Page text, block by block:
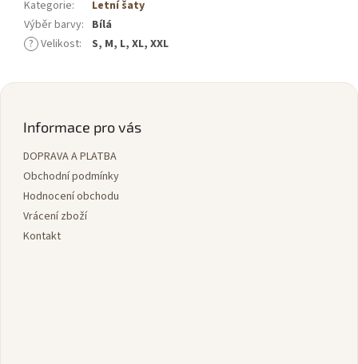
Kategorie:
Letní šaty
Výběr barvy: Bílá
? Velikost: S, M, L, XL, XXL
Z
Informace pro vás
DOPRAVA A PLATBA
Obchodní podmínky
Hodnocení obchodu
Vrácení zboží
Kontakt